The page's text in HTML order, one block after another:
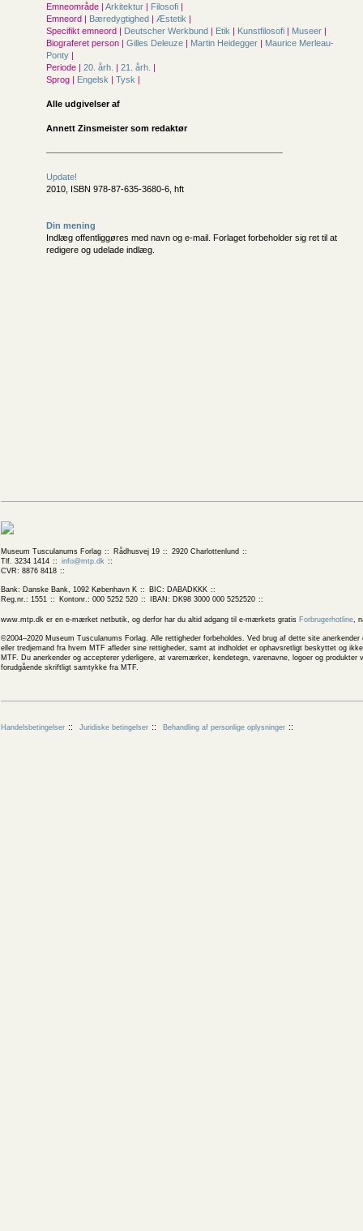
Emneområde | Arkitektur | Filosofi |
Emneord | Bæredygtighed | Æstetik |
Specifikt emneord | Deutscher Werkbund | Etik | Kunstfilosofi | Museer |
Biograferet person | Gilles Deleuze | Martin Heidegger | Maurice Merleau-
Ponty |
Periode | 20. årh. | 21. årh. |
Sprog | Engelsk | Tysk |
Alle udgivelser af
Annett Zinsmeister som redaktør
Update!
2010, ISBN 978-87-635-3680-6, hft
Din mening
Indlæg offentliggøres med navn og e-mail. Forlaget forbeholder sig ret til at
redigere og udelade indlæg.
Museum Tusculanums Forlag Rådhusvej 19
2920 Charlottenlund
Tlf. 3234 1414
info@mtp.dk
CVR: 8876 8418
Bank: Danske Bank, 1092 København K
BIC: DABADKKK
Reg.nr.: 1551
Kontonr.: 000 5252 520 IBAN: DK98 3000 000 5252520
www.mtp.dk er en e-mærket netbutik, og derfor har du altid adgang til e-mærkets gratis Forbrugerhotline,
©2004–2020 Museum Tusculanums Forlag. Alle rettigheder forbeholdes. Ved brug af dette site
eller tredjemand fra hvem MTF afleder sine rettigheder, samt at indholdet er ophavsretligt beskyttet og
MTF. Du anerkender og accepterer yderligere, at varemærker, kendetegn, varenavne, logoer og
forudgående skriftligt samtykke fra MTF.
Handelsbetingelser Juridiske betingelser Behandling af personlige oplysninger